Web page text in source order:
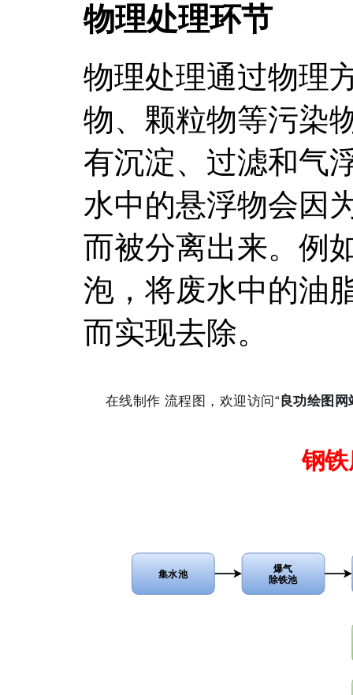
物理处理环节
物理处理通过物理
物、颗粒物等污染
有沉淀、过滤和气
水中的悬浮物会因
而被分离出来。例
泡，将废水中的油
而实现去除。